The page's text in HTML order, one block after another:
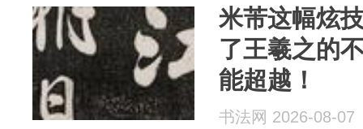
米芾这幅炫
了王羲之的
能超越！
书法网 2026-08-07